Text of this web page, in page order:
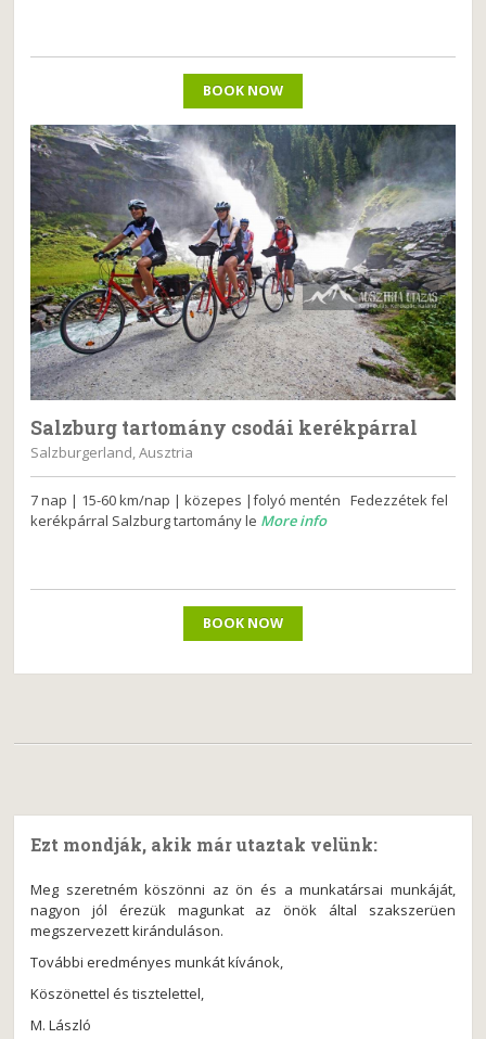
BOOK NOW
Salzburg tartomány csodái kerékpárral
Salzburgerland, Ausztria
7 nap | 15-60 km/nap | közepes |folyó mentén Fedezzétek fel
kerékpárral Salzburg tartomány le More info
BOOK NOW
Ezt mondják, akik már utaztak velünk:
Meg szeretném köszönni az ön és a munkatársai munkáját,
nagyon jól érezük magunkat az önök által szakszerüen
megszervezett kiránduláson.
További eredményes munkát kívánok,
Köszönettel és tisztelettel,
M. László